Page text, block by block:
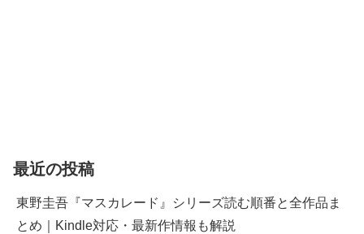
最近の投稿
東野圭吾『マスカレード』シリーズ読む順番と全作品ま
とめ｜Kindle対応・最新作情報も解説